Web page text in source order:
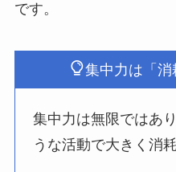
です。
集中力は「消
集中力は無限ではあ
うな活動で大きく消